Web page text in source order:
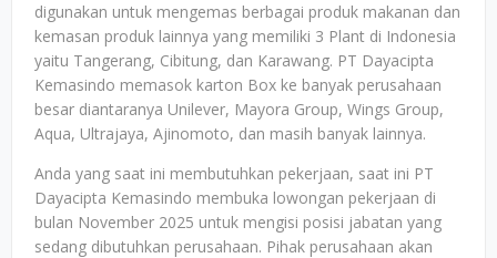
digunakan untuk mengemas berbagai produk makanan dan
kemasan produk lainnya yang memiliki 3 Plant di Indonesia
yaitu Tangerang, Cibitung, dan Karawang. PT Dayacipta
Kemasindo memasok karton Box ke banyak perusahaan
besar diantaranya Unilever, Mayora Group, Wings Group,
Aqua, Ultrajaya, Ajinomoto, dan masih banyak lainnya.
Anda yang saat ini membutuhkan pekerjaan, saat ini PT
Dayacipta Kemasindo membuka lowongan pekerjaan di
bulan November 2025 untuk mengisi posisi jabatan yang
sedang dibutuhkan perusahaan. Pihak perusahaan akan